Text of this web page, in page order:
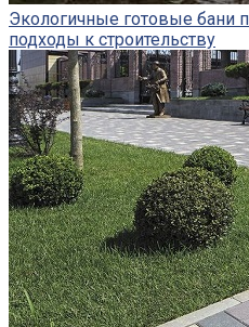
Экологичные готовые бани
подходы к строительству